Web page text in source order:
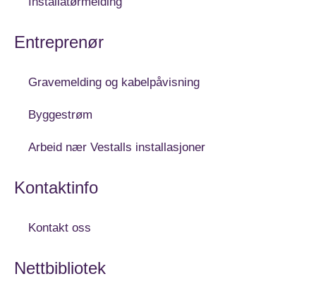
Entreprenør
Gravemelding og kabelpåvisning
Byggestrøm
Arbeid nær Vestalls installasjoner
Kontaktinfo
Kontakt oss
Nettbibliotek